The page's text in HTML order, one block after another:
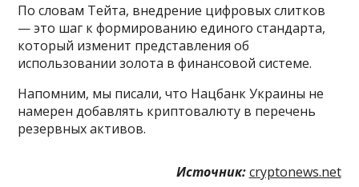
По словам Тейта, внедрение цифровых слитков
— это шаг к формированию единого стандарта,
который изменит представления об
использовании золота в финансовой системе.
Напомним, мы писали, что Нацбанк Украины не
намерен добавлять криптовалюту в перечень
резервных активов.
Источник: cryptonews.net